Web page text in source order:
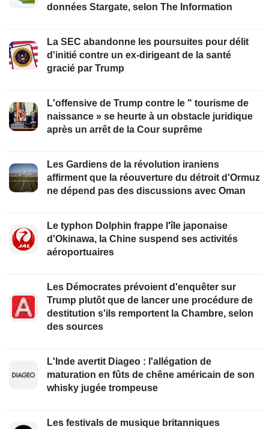
données Stargate, selon The Information
La SEC abandonne les poursuites pour délit
d'initié contre un ex-dirigeant de la santé
gracié par Trump
L'offensive de Trump contre le " tourisme de
naissance » se heurte à un obstacle juridique
après un arrêt de la Cour suprême
Les Gardiens de la révolution iraniens
affirment que la réouverture du détroit d'Ormuz
ne dépend pas des discussions avec Oman
Le typhon Dolphin frappe l'île japonaise
d'Okinawa, la Chine suspend ses activités
aéroportuaires
Les Démocrates prévoient d'enquêter sur
Trump plutôt que de lancer une procédure de
destitution s'ils remportent la Chambre, selon
des sources
L'Inde avertit Diageo : l'allégation de
maturation en fûts de chêne américain de son
whisky jugée trompeuse
Les festivals de musique britanniques